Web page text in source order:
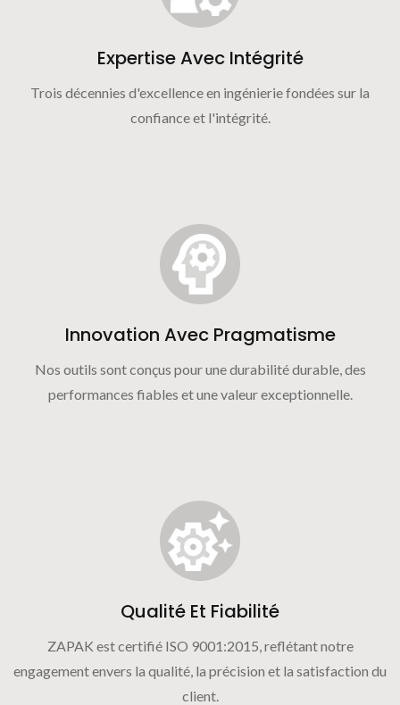
Expertise Avec Intégrité
Trois décennies d'excellence en ingénierie fondées sur la
confiance et l'intégrité.
Innovation Avec Pragmatisme
Nos outils sont conçus pour une durabilité durable, des
performances fiables et une valeur exceptionnelle.
Qualité Et Fiabilité
ZAPAK est certifié ISO 9001:2015, reflétant notre
engagement envers la qualité, la précision et la satisfaction du
client.